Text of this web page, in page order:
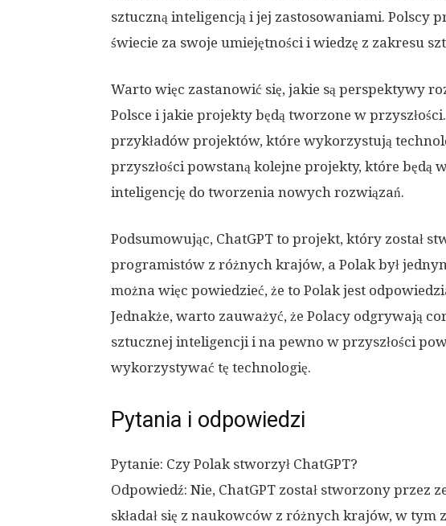
sztuczną inteligencją i jej zastosowaniami. Polscy
świecie za swoje umiejętności i wiedzę z zakresu
Warto więc zastanowić się, jakie są perspektywy
Polsce i jakie projekty będą tworzone w
przykładów projektów, które wykorzystują
przyszłości powstaną kolejne projekty, które będą
inteligencję do tworzenia nowych rozwiązań.
Podsumowując, ChatGPT to projekt, który został
programistów z różnych krajów, a Polak był
można więc powiedzieć, że to Polak jest
Jednakże, warto zauważyć, że Polacy odgrywają
sztucznej inteligencji i na pewno w przyszłości
wykorzystywać tę technologię.
Pytania i odpowiedzi
Pytanie: Czy Polak stworzył ChatGPT?
Odpowiedź: Nie, ChatGPT został stworzony przez
składał się z naukowców z różnych krajów, w tym